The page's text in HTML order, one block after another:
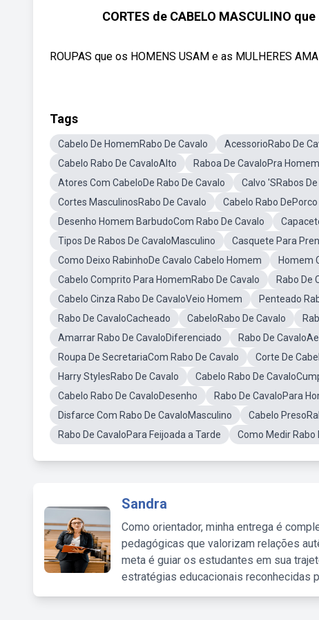
CORTES de CABELO MASCULINO
ROUPAS que os HOMENS USAM e as MULHERES
Tags
Cabelo De HomemRabo De Cavalo AcessorioRabo De
Cabelo Rabo De CavaloAlto
Raboa De CavaloPra Homem
Atores Com CabeloDe Rabo De Cavalo
Calvo 'SRabos
Cortes MasculinosRabo De Cavalo
Cabelo Rabo
Desenho Homem BarbudoCom Rabo De Cavalo
Tipos De Rabos De CavaloMasculino
Casquete Para
Como Deixo RabinhoDe Cavalo Cabelo Homem
Homem
Cabelo Comprito Para HomemRabo De Cavalo
Rabo De
Cabelo Cinza Rabo De CavaloVeio Homem
Penteado
Rabo De CavaloCacheado
CabeloRabo De Cavalo
Amarrar Rabo De CavaloDiferenciado
Rabo De
Roupa De SecretariaCom Rabo De Cavalo
Corte De
Harry StylesRabo De Cavalo
Cabelo Rabo De
Cabelo Rabo De CavaloDesenho
Rabo De CavaloPara
Disfarce Com Rabo De CavaloMasculino
Cabelo
Rabo De CavaloPara Feijoada a Tarde
Como Medir Rabo
Sandra
Como orientador, minha entrega é
pedagógicas que valorizam relações
meta é guiar os estudantes em sua
estratégias educacionais reconhecidas